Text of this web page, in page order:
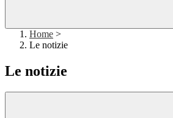
Home >
Le notizie
Le notizie